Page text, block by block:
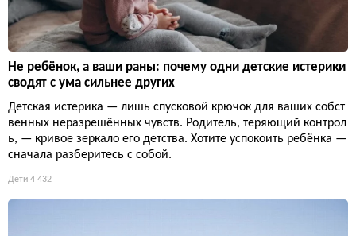
Не ребёнок, а ваши раны: почему одни детские истерики
сводят с ума сильнее других
Детская истерика — лишь спусковой крючок для ваших собст
венных неразрешённых чувств. Родитель, теряющий контрол
ь, — кривое зеркало его детства. Хотите успокоить ребёнка —
сначала разберитесь с собой.
Дети 4 432